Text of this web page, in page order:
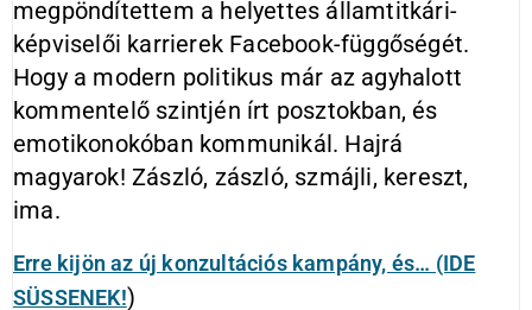
megpöndítettem a helyettes államtitkári-
képviselői karrierek Facebook-függőségét.
Hogy a modern politikus már az agyhalott
kommentelő szintjén írt posztokban, és
emotikonokóban kommunikál. Hajrá
magyarok! Zászló, zászló, szmájli, kereszt,
ima.
Erre kijön az új konzultációs kampány, és… (IDE
SÜSSENEK!)